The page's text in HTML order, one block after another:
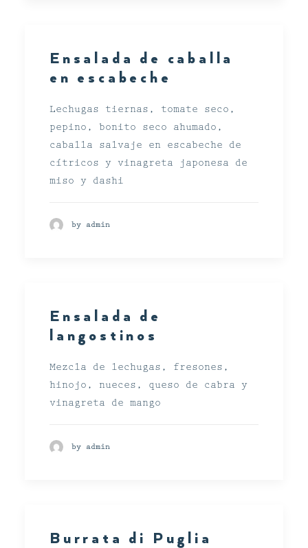
Ensalada de caballa
en escabeche
Lechugas tiernas, tomate seco,
pepino, bonito seco ahumado,
caballa salvaje en escabeche de
cítricos y vinagreta japonesa de
miso y dashi
by admin
Ensalada de
langostinos
Mezcla de lechugas, fresones,
hinojo, nueces, queso de cabra y
vinagreta de mango
by admin
Burrata di Puglia